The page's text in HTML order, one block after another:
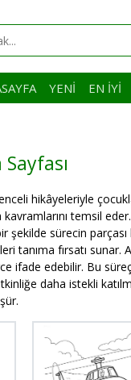
YENI EN İYI
hikâyeleriyle
temsil eder.
sürecin parçası
tanıma fırsatı
ifade edebilir. Bu
daha istekli